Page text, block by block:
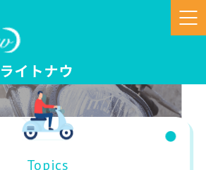
Topics